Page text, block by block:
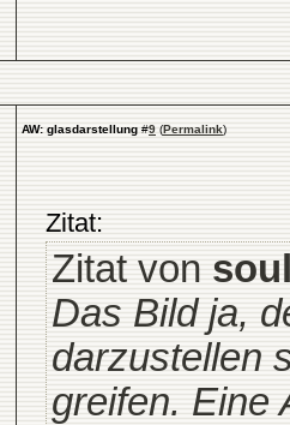
AW: glasdarstellung #9 (Permalink)
Zitat:
Zitat von
Das Bild ja,
darzustellen
greifen. Eine